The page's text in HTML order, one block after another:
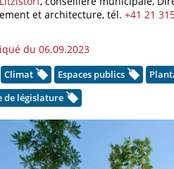
et architecture, tél. +41 21
du 06.09.2023
Climat Espaces publics
de législature